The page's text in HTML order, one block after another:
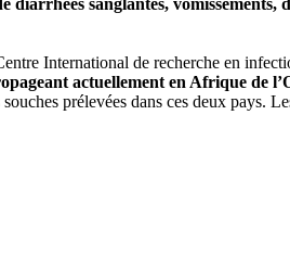
International de recherche en
actuellement en Afrique de
prélevées dans ces deux pays.